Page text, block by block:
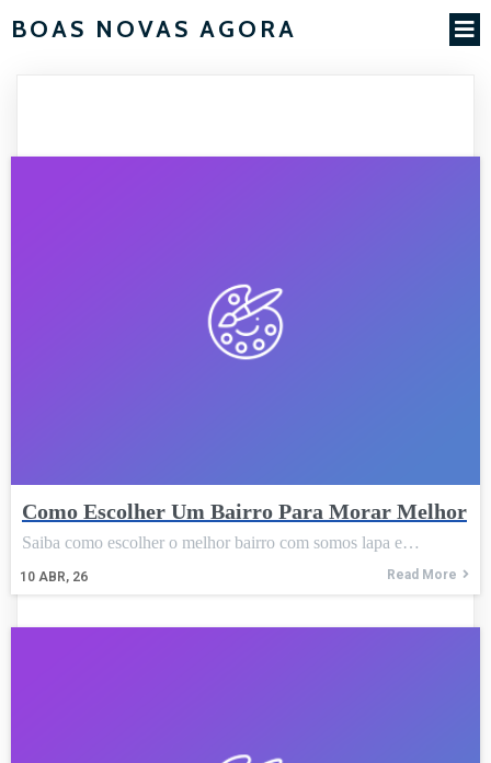
BOAS NOVAS AGORA
Como Escolher Um Bairro Para Morar Melhor
10 ABR, 26
Saiba como escolher o melhor bairro com somos lapa e…
Read More